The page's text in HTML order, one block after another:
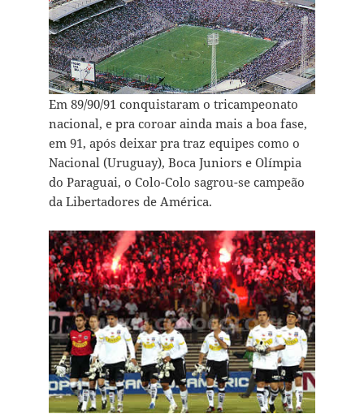
Em 89/90/91 conquistaram o tricampeonato
nacional, e pra coroar ainda mais a boa fase,
em 91, após deixar pra traz equipes como o
Nacional (Uruguay), Boca Juniors e Olímpia
do Paraguai, o Colo-Colo sagrou-se campeão
da Libertadores de América.